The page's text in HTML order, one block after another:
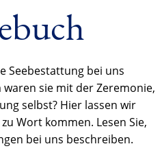
Seebestattung bei uns
sie mit der Zeremonie,
selbst? Hier lassen wir
Wort kommen. Lesen Sie,
bei uns beschreiben.